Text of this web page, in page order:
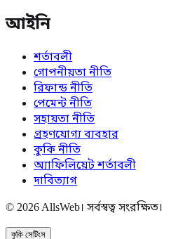
আইনি
শর্তাবলী
গোপনীয়তা নীতি
রিফান্ড নীতি
পেমেন্ট নীতি
সহায়তা নীতি
গ্রহণযোগ্য ব্যবহার
কুকি নীতি
অ্যাফিলিয়েট শর্তাবলী
দাবিত্যাগ
© 2026 AllsWeb। সর্বস্বত্ব সংরক্ষিত।
কুকি সেটিংস